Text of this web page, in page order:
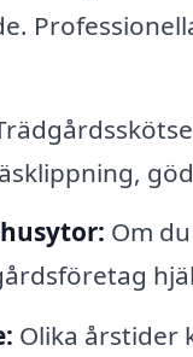
Om
Olika årstider